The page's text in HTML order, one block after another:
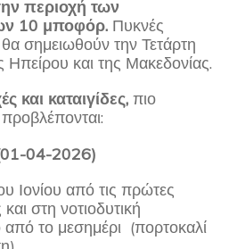
περιοχή των
10 μποφόρ. Πυκνές
σημειωθούν την Τετάρτη
Ηπείρου και της Μακεδονίας.
και καταιγίδες,πιο
04-2026)
Ιονίου από τις πρώτες
στη νοτιοδυτική
το μεσημέρι (πορτοκαλί